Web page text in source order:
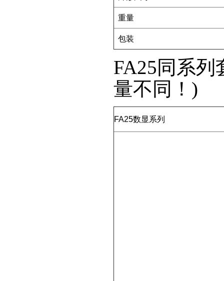
重量
包装
FA25同系
量不同！)
FA25数显系列